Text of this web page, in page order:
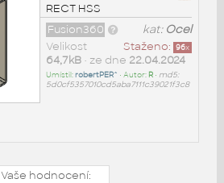
RECT HSS
kat: Ocel
Fusion360
Staženo: 96x
Velikost
64,7kB• ze dne 22.04.2024
Umístil:robertPER^ • Autor: R• md5:
5d0cf5357010cd5aba7111c39021f3c8
Vaše hodnocení: